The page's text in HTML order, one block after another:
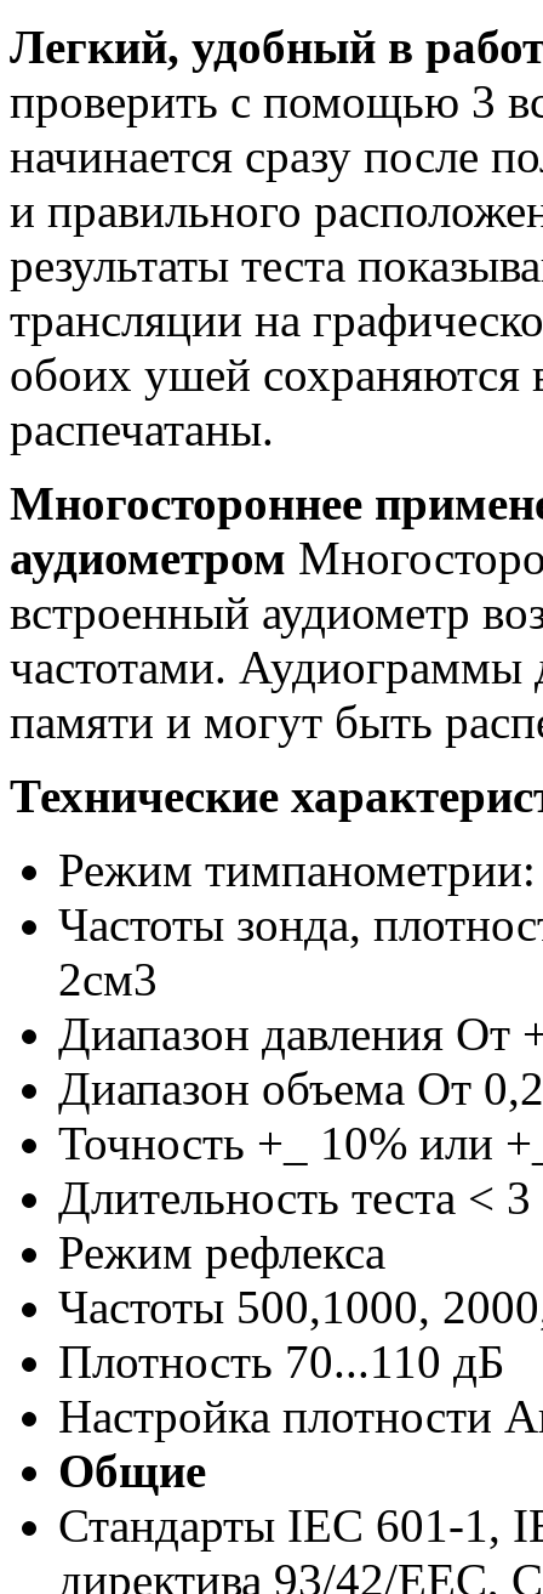
Легкий, удобный в
проверить с помощью 3
начинается сразу после
и правильного
результаты теста
трансляции на
обоих ушей сохраняются
распечатаны.
Многостороннее
аудиометром
встроенный аудиометр
частотами. Аудиограммы
памяти и могут быть
Технические
Режим
Частоты зонда,
2см3
Диапазон давления От
Диапазон объема От
Точность +_ 10% или
Длительность теста < 3
Режим рефлекса
Частоты 500,1000,
Плотность 70...110 дБ
Настройка плотности
Общие
Стандарты IEC 601-1,
директива 93/42/EEC,